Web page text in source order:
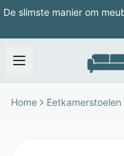
De slimste manier om
Home Eetkamerstoelen